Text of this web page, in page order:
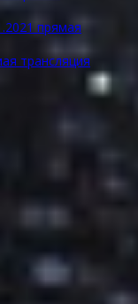
прямая
трансляция